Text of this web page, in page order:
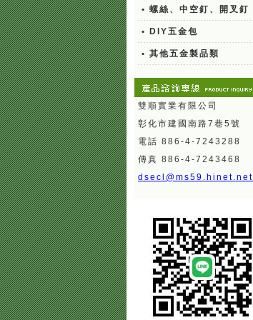
• 螺絲、中空釘、開叉釘
• DIY五金包
• 其他五金製品類
雙順實業有限公司
彰化市建國南路7巷5號
電話 886-4-7243288
傳真 886-4-7243468
dsecl@ms59.hinet.net